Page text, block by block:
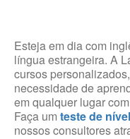
Esteja em dia com
língua estrangeira. A
cursos
necessidade de
em qualquer lugar
Faça um teste de nível
nossos consultores